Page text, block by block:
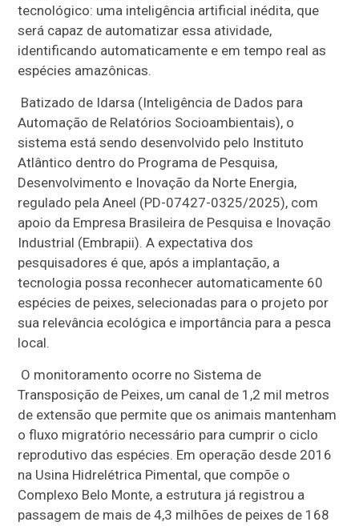
tecnológico: uma inteligência artificial inédita, que
será capaz de automatizar essa atividade,
identificando automaticamente e em tempo real as
espécies amazônicas.
Batizado de Idarsa (Inteligência de Dados para
Automação de Relatórios Socioambientais), o
sistema está sendo desenvolvido pelo Instituto
Atlântico dentro do Programa de Pesquisa,
Desenvolvimento e Inovação da Norte Energia,
regulado pela Aneel (PD-07427-0325/2025), com
apoio da Empresa Brasileira de Pesquisa e Inovação
Industrial (Embrapii). A expectativa dos
pesquisadores é que, após a implantação, a
tecnologia possa reconhecer automaticamente 60
espécies de peixes, selecionadas para o projeto por
sua relevância ecológica e importância para a pesca
local.
O monitoramento ocorre no Sistema de
Transposição de Peixes, um canal de 1,2 mil metros
de extensão que permite que os animais mantenham
o fluxo migratório necessário para cumprir o ciclo
reprodutivo das espécies. Em operação desde 2016
na Usina Hidrelétrica Pimental, que compõe o
Complexo Belo Monte, a estrutura já registrou a
passagem de mais de 4,3 milhões de peixes de 168